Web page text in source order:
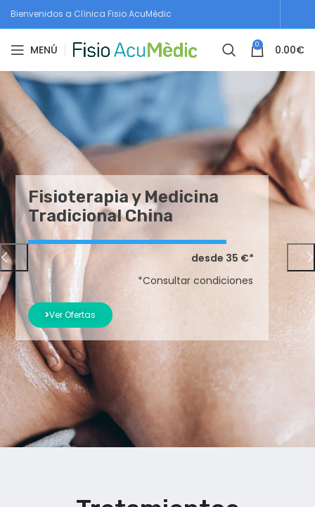
Bienvenidos a Clínica Fisio AcuMèdic
MENÚ 0 0.00€
Estética Facial
desde 25 €*
*Consultar Condiciones
Ver Ofertas